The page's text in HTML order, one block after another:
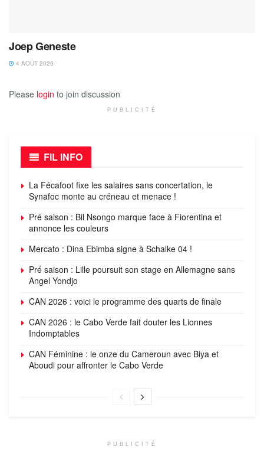
Joep Geneste
4 AOÛT 2026
Please login to join discussion
PUBLICITÉ
FIL INFO
La Fécafoot fixe les salaires sans concertation, le
Synafoc monte au créneau et menace !
Pré saison : Bil Nsongo marque face à Fiorentina et
annonce les couleurs
Mercato : Dina Ebimba signe à Schalke 04 !
Pré saison : Lille poursuit son stage en Allemagne sans
Angel Yondjo
CAN 2026 : voici le programme des quarts de finale
CAN 2026 : le Cabo Verde fait douter les Lionnes
Indomptables
CAN Féminine : le onze du Cameroun avec Biya et
Aboudi pour affronter le Cabo Verde
PUBLICITÉ